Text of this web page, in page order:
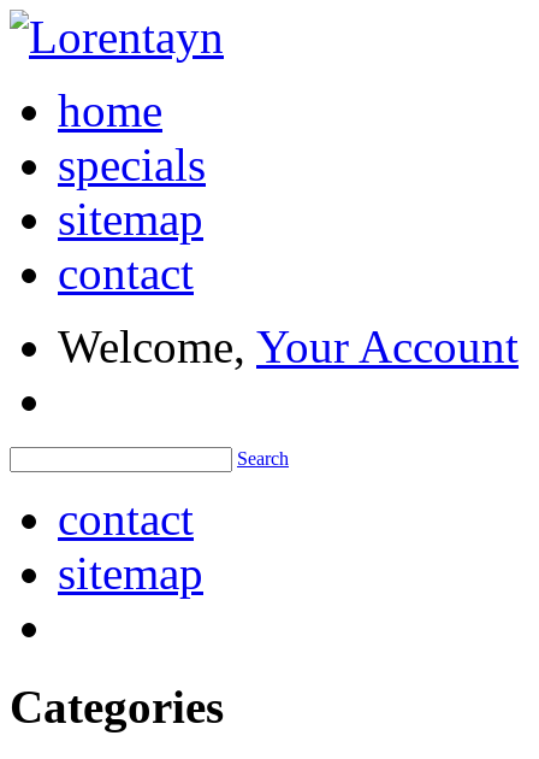
home
specials
sitemap
contact
Welcome, Your Account
Search
contact
sitemap
Categories